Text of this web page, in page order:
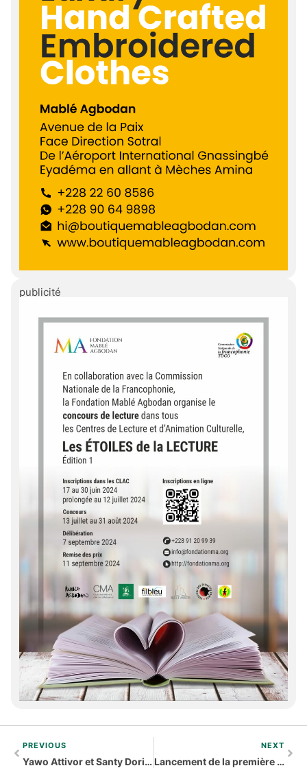
publicité
PREVIOUS
Yawo Attivor et Santy Dorim à la baguette de la séduction
NEXT
Lancement de la première édition du festival international des littératures en français « Plumes Francophones »